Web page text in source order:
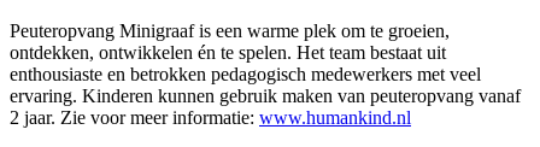
Peuteropvang Minigraaf is een warme plek om te groeien,
ontdekken, ontwikkelen én te spelen. Het team bestaat uit
enthousiaste en betrokken pedagogisch medewerkers met veel
ervaring. Kinderen kunnen gebruik maken van peuteropvang vanaf
2 jaar. Zie voor meer informatie: www.humankind.nl